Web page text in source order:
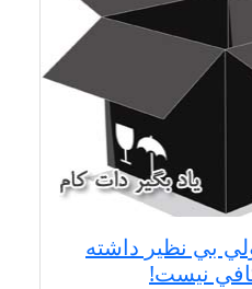
بي نظير داشته
نيست!